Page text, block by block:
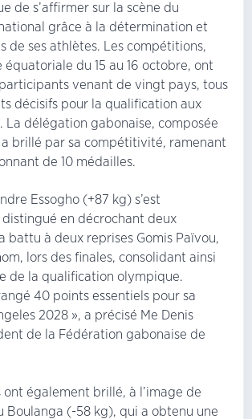
de s’affirmer sur la scène du
grâce à la détermination et
de ses athlètes. Les compétitions,
équatoriale du 15 au 16 octobre, ont
venant de vingt pays, tous
décisifs pour la qualification aux
La délégation gabonaise, composée
brillé par sa compétitivité, ramenant
de 10 médailles.
Essogho (+87 kg) s’est
en décrochant deux
battu à deux reprises Gomis Païvou,
lors des finales, consolidant ainsi
de la qualification olympique.
40 points essentiels pour sa
2028 », a précisé Me Denis
de la Fédération gabonaise de
ont également brillé, à l’image de
Boulanga (-58 kg), qui a obtenu une